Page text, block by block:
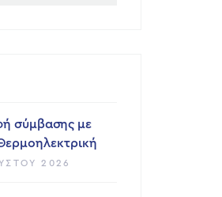
σύμβασης με
2026